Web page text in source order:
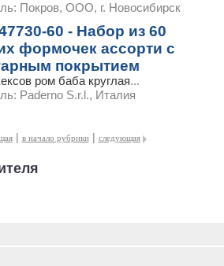
Покров, ООО, г. Новосибирск
60 - Набор из 60
формочек ассорти с
покрытием
ром баба круглая...
Paderno S.r.l., Италия
| в начало рубрики | следующая